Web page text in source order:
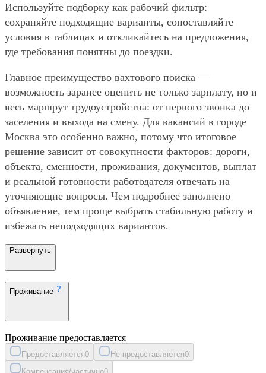
Используйте подборку как рабочий фильтр:
сохраняйте подходящие варианты, сопоставляйте
условия в таблицах и откликайтесь на предложения,
где требования понятны до поездки.
Главное преимущество вахтового поиска —
возможность заранее оценить не только зарплату, но и
весь маршрут трудоустройства: от первого звонка до
заселения и выхода на смену. Для вакансий в городе
Москва это особенно важно, потому что итоговое
решение зависит от совокупности факторов: дороги,
объекта, сменности, проживания, документов, выплат
и реальной готовности работодателя отвечать на
уточняющие вопросы. Чем подробнее заполнено
объявление, тем проще выбрать стабильную работу и
избежать неподходящих вариантов.
Развернуть
Проживание
Проживание предоставляется
Предоставляется0 Не предоставляется0